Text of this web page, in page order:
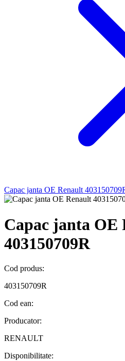
Capac janta OE Renault
Capac janta OE
403150709R
Cod produs:
403150709R
Cod ean:
Producator:
RENAULT
Disponibilitate: